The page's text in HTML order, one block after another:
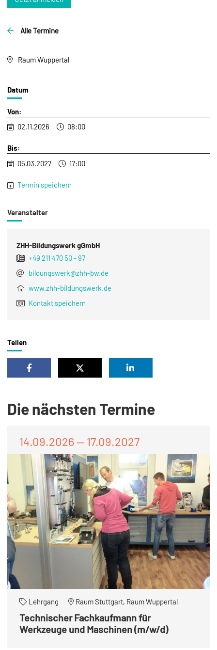
Alle Termine
Raum Wuppertal
Datum
Von:
02.11.2026
08:00
Bis:
05.03.2027
17:00
Termin speichern
Veranstalter
ZHH-Bildungswerk gGmbH
+49 211 470 50 - 97
bildungswerk@zhh-bw.de
www.zhh-bildungswerk.de
Kontakt speichern
Teilen
Die nächsten Termine
14.09.2026 — 17.09.2027
Lehrgang Raum Stuttgart, Raum Wuppertal
Technischer Fachkaufmann für
Werkzeuge und Maschinen (m/w/d)